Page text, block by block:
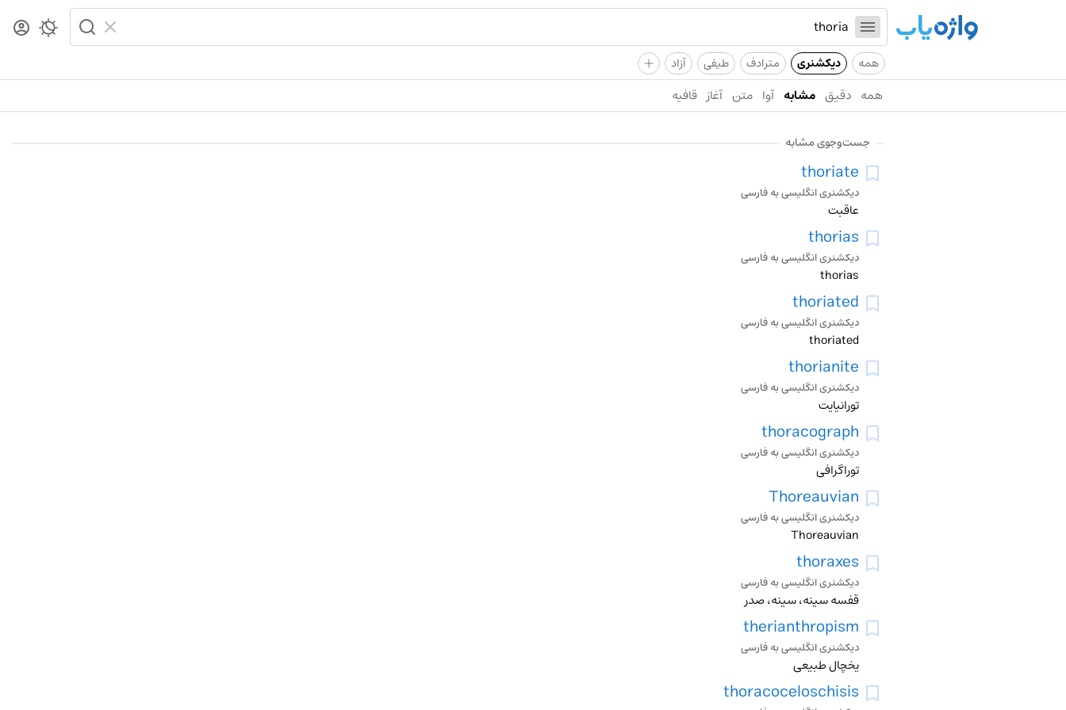
همه دیکشنری مترادف طیفی آزاد +
همه دقیق مشابه آوا متن آغاز قافیه
جست‌وجوی مشابه
thoriate
دیکشنری انگلیسی به فارسی
عاقبت
thorias
دیکشنری انگلیسی به فارسی
thorias
thoriated
دیکشنری انگلیسی به فارسی
thoriated
thorianite
دیکشنری انگلیسی به فارسی
تورانیایت
thoracograph
دیکشنری انگلیسی به فارسی
توراگرافی
Thoreauvian
دیکشنری انگلیسی به فارسی
Thoreauvian
thoraxes
دیکشنری انگلیسی به فارسی
قفسه سینه، سینه، صدر
therianthropism
دیکشنری انگلیسی به فارسی
یخچال طبیعی
thoracoceloschisis